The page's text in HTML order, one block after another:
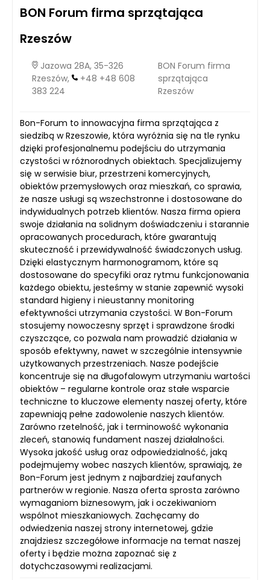
BON Forum firma sprzątająca
Rzeszów
Jazowa 28A, 35-326
Rzeszów,
+48 +48 608
383 224
BON Forum firma
sprzątająca
Rzeszów
Bon-Forum to innowacyjna firma sprzątająca z
siedzibą w Rzeszowie, która wyróżnia się na tle rynku
dzięki profesjonalnemu podejściu do utrzymania
czystości w różnorodnych obiektach. Specjalizujemy
się w serwisie biur, przestrzeni komercyjnych,
obiektów przemysłowych oraz mieszkań, co sprawia,
że nasze usługi są wszechstronne i dostosowane do
indywidualnych potrzeb klientów. Nasza firma opiera
swoje działania na solidnym doświadczeniu i starannie
opracowanych procedurach, które gwarantują
skuteczność i przewidywalność świadczonych usług.
Dzięki elastycznym harmonogramom, które są
dostosowane do specyfiki oraz rytmu funkcjonowania
każdego obiektu, jesteśmy w stanie zapewnić wysoki
standard higieny i nieustanny monitoring
efektywności utrzymania czystości. W Bon-Forum
stosujemy nowoczesny sprzęt i sprawdzone środki
czyszczące, co pozwala nam prowadzić działania w
sposób efektywny, nawet w szczególnie intensywnie
użytkowanych przestrzeniach. Nasze podejście
koncentruje się na długofalowym utrzymaniu wartości
obiektów – regularne kontrole oraz stałe wsparcie
techniczne to kluczowe elementy naszej oferty, które
zapewniają pełne zadowolenie naszych klientów.
Zarówno rzetelność, jak i terminowość wykonania
zleceń, stanowią fundament naszej działalności.
Wysoka jakość usług oraz odpowiedzialność, jaką
podejmujemy wobec naszych klientów, sprawiają, że
Bon-Forum jest jednym z najbardziej zaufanych
partnerów w regionie. Nasza oferta sprosta zarówno
wymaganiom biznesowym, jak i oczekiwaniom
wspólnot mieszkaniowych. Zachęcamy do
odwiedzenia naszej strony internetowej, gdzie
znajdziesz szczegółowe informacje na temat naszej
oferty i będzie można zapoznać się z
dotychczasowymi realizacjami.